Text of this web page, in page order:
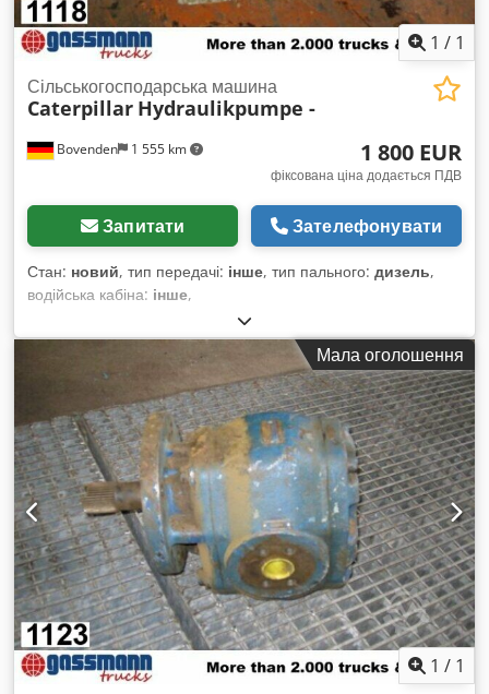
1 / 1
Bovenden 1 555 km
Сільськогосподарська машина
Caterpillar Hydraulikpumpe -
1 800 EUR
фіксована ціна додається ПДВ
Запитати Зателефонувати
Стан: новий, тип передачі: інше, тип пального: дизель,
водійська кабіна: інше,
Мала оголошення
1 / 1